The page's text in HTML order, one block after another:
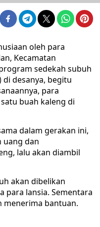
oleh para
Kecamatan
sedekah subuh
desanya, begitu
para
buah kaleng di
dalam gerakan ini,
uang dan
lalu akan diambil
akan dibelikan
para lansia. Sementara
menerima bantuan.